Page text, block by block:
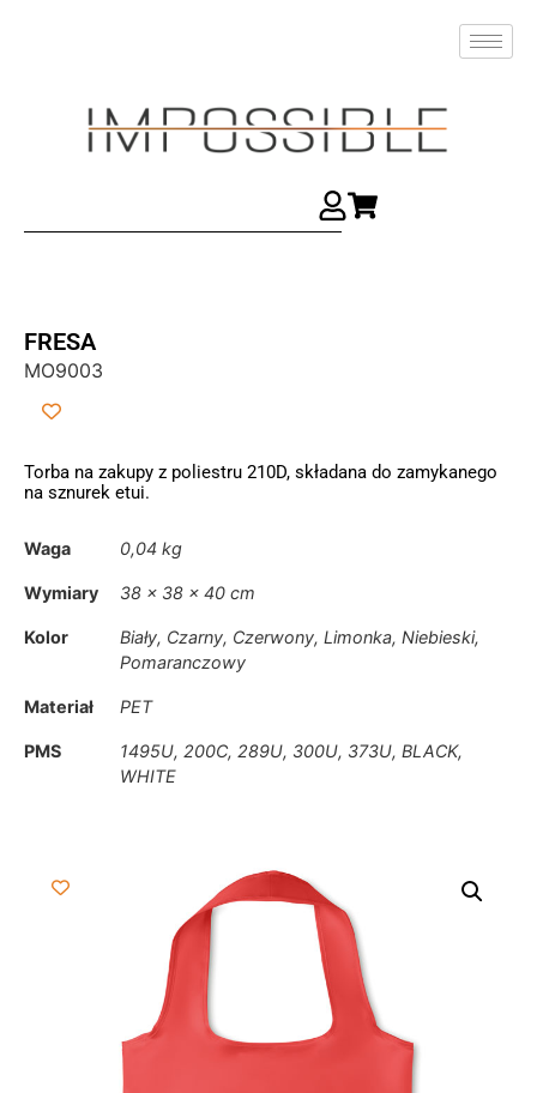
FRESA
MO9003
Torba na zakupy z poliestru 210D, składana do zamykanego
na sznurek etui.
Waga 0,04 kg
Wymiary 38 × 38 × 40 cm
Kolor
Biały, Czarny, Czerwony, Limonka, Niebieski,
Pomaranczowy
Materiał PET
PMS
1495U, 200C, 289U, 300U, 373U, BLACK,
WHITE